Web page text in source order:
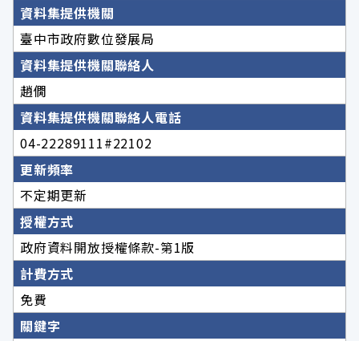
資料集提供機關
臺中市政府數位發展局
資料集提供機關聯絡人
趙僩
資料集提供機關聯絡人電話
04-22289111#22102
更新頻率
不定期更新
授權方式
政府資料開放授權條款-第1版
計費方式
免費
關鍵字